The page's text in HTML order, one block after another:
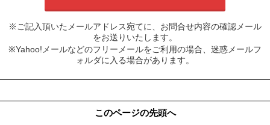
※ご記入頂いたメールアドレス宛てに、お問合せ内容の確認メール
をお送りいたします。
※Yahoo!メールなどのフリーメールをご利用の場合、迷惑メールフ
ォルダに入る場合があります。
このページの先頭へ